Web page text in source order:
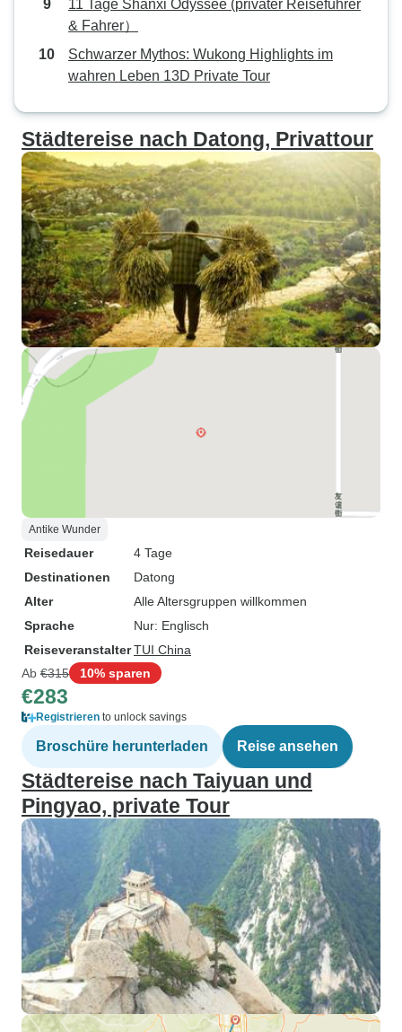
11 Tage Shanxi Odyssee (privater Reiseführer
& Fahrer）
Schwarzer Mythos: Wukong Highlights im
wahren Leben 13D Private Tour
Städtereise nach Datong, Privattour
Antike Wunder
Reisedauer
4 Tage
Destinationen
Datong
Alter
Alle Altersgruppen willkommen
Sprache
Nur: Englisch
ReiseveranstalterTUI China
Ab €315 10% sparen
€283
Registrieren to unlock savings
Broschüre herunterladen Reise ansehen
Städtereise nach Taiyuan und
Pingyao, private Tour